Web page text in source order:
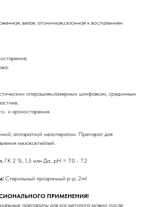
вялая, атоничная,склонная к воспалениям
операциям,лазерным шлифовкам, срединным
и хроностарения.
аппаратной мезотерапии. Препарат для
мезококтейлей.
ГК 2 %, 1,5 млн Да., pH = 7.0 - 7.2
Стерильный прозрачный р-р, 2ml
ПРИМЕНЕНИЯ!
препараты для косметолога можно после